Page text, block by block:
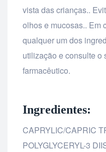
vista das crianças..
olhos e mucosas.. Em
qualquer um dos
utilização e consulte o
farmacêutico.
Ingredientes:
CAPRYLIC/CAPRIC
POLYGLYCERYL-3